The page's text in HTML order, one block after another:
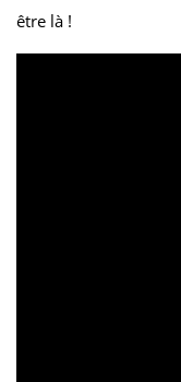
être là !